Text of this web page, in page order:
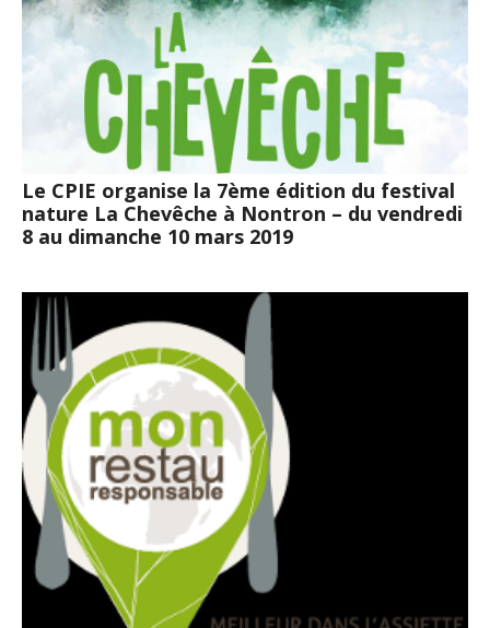
Le CPIE organise la 7ème édition du festival
nature La Chevêche à Nontron – du vendredi
8 au dimanche 10 mars 2019